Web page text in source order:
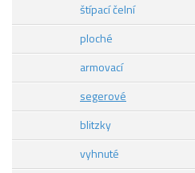
štípací čelní
ploché
armovací
segerové
blitzky
vyhnuté